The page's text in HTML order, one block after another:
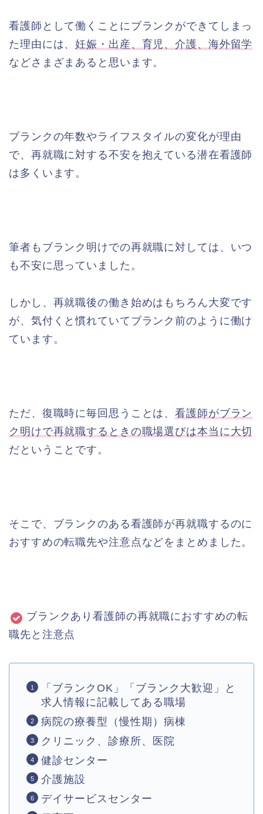
看護師として働くことにブランクができてしまっ
た理由には、妊娠・出産、育児、介護、海外留学
などさまざまあると思います。
ブランクの年数やライフスタイルの変化が理由
で、再就職に対する不安を抱えている潜在看護師
は多くいます。
筆者もブランク明けでの再就職に対しては、いつ
も不安に思っていました。
しかし、再就職後の働き始めはもちろん大変です
が、気付くと慣れていてブランク前のように働け
ています。
ただ、復職時に毎回思うことは、看護師がブラン
ク明けで再就職するときの職場選びは本当に大切
だということです。
そこで、ブランクのある看護師が再就職するのに
おすすめの転職先や注意点などをまとめました。
ブランクあり看護師の再就職におすすめの転
職先と注意点
「ブランクOK」「ブランク大歓迎」と
求人情報に記載してある職場
病院の療養型（慢性期）病棟
クリニック、診療所、医院
健診センター
介護施設
デイサービスセンター